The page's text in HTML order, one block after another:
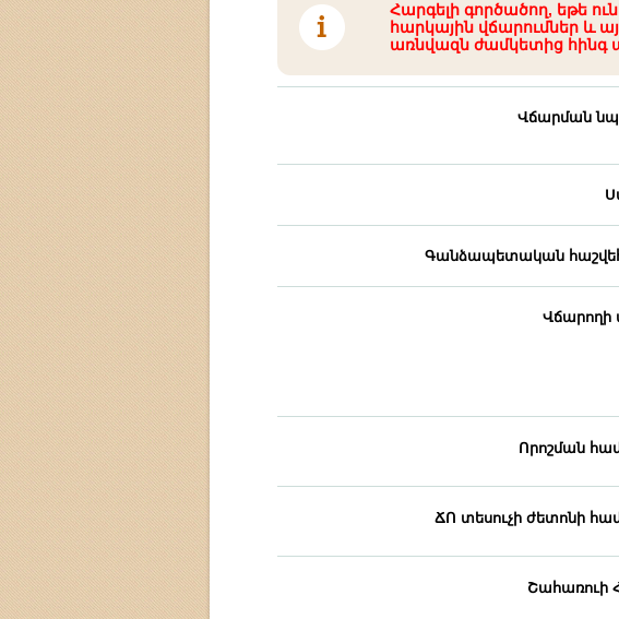
Հարգելի գործածող, եթե
հարկային վճարումներ և
առնվազն ժամկետից հինգ
Վճարման
Գանձապետական
Վճարողի
Որոշման
ՃՈ տեսուչի ժետոնի
Շահառուի